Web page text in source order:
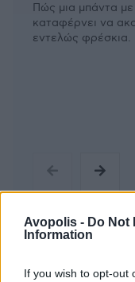
Avopolis - Do Not
Information
If you wish to opt-out
Πώς μια μπάντα
καταφέρνει να
εντελώς φρέσκια.